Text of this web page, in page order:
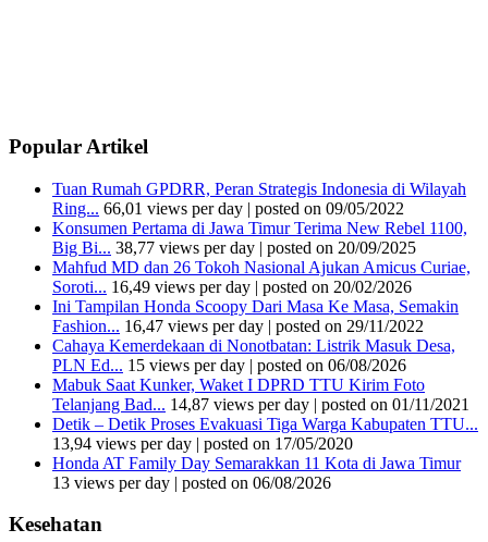
Popular Artikel
Tuan Rumah GPDRR, Peran Strategis Indonesia di Wilayah
Ring... 66,01 views per day | posted on 09/05/2022
Konsumen Pertama di Jawa Timur Terima New Rebel 1100,
Big Bi... 38,77 views per day | posted on 20/09/2025
Mahfud MD dan 26 Tokoh Nasional Ajukan Amicus Curiae,
Soroti... 16,49 views per day | posted on 20/02/2026
Ini Tampilan Honda Scoopy Dari Masa Ke Masa, Semakin
Fashion... 16,47 views per day | posted on 29/11/2022
Cahaya Kemerdekaan di Nonotbatan: Listrik Masuk Desa,
PLN Ed... 15 views per day | posted on 06/08/2026
Mabuk Saat Kunker, Waket I DPRD TTU Kirim Foto
Telanjang Bad... 14,87 views per day | posted on 01/11/2021
Detik – Detik Proses Evakuasi Tiga Warga Kabupaten TTU...
13,94 views per day | posted on 17/05/2020
Honda AT Family Day Semarakkan 11 Kota di Jawa Timur
13 views per day | posted on 06/08/2026
Kesehatan